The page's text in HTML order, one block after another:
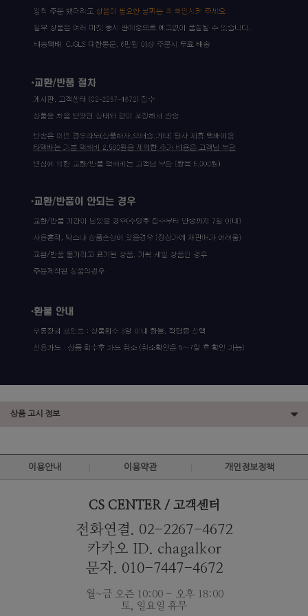
상품 고시 정보
이용안내 이용약관 개인정보정책
CS CENTER / 고객센터
전화연결. 02-2267-4672
카카오 ID. chagalkor
문자. 010-7447-4672
월~금 오즌 10:00 - 오후 18:00
토, 일요일 휴무